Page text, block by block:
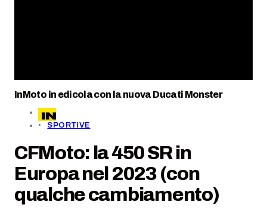
InMoto in edicola con la nuova Ducati Monster
SPORTIVE
CFMoto: la 450 SR in
Europa nel 2023 (con
qualche cambiamento)